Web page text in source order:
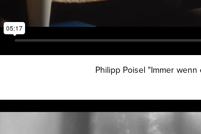
Philipp Poisel "Immer wenn